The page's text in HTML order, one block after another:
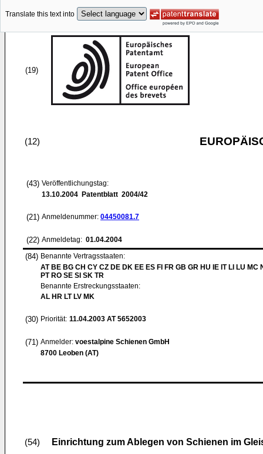
Translate this text into
(19)
(12)
(43) Veröffentlichungstag:
13.10.2004 Patentblatt 2004/42
(21) Anmeldenummer: 04450081.7
(22) Anmeldetag: 01.04.2004
(84) Benannte Vertragsstaaten:
AT BE BG CH CY CZ DE DK EE ES FI FR GB GR HU IE IT LI LU MC
PT RO SE SI SK TR
Benannte Erstreckungsstaaten:
AL HR LT LV MK
(30) Priorität: 11.04.2003 AT 5652003
(71) Anmelder: voestalpine Schienen GmbH
8700 Leoben (AT)
(54) Einrichtung zum Ablegen von Schienen im